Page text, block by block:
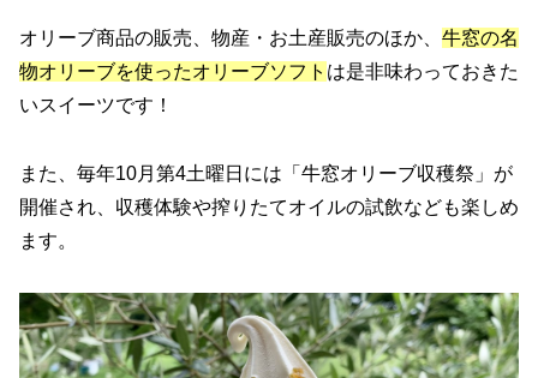
オリーブ商品の販売、物産・お土産販売のほか、 牛窓の名
物オリーブを使ったオリーブソフト は是非味わっておきた
いスイーツです！
また、毎年10月第4土曜日には「牛窓オリーブ収穫祭」が
開催され、収穫体験や搾りたてオイルの試飲なども楽しめ
ます。